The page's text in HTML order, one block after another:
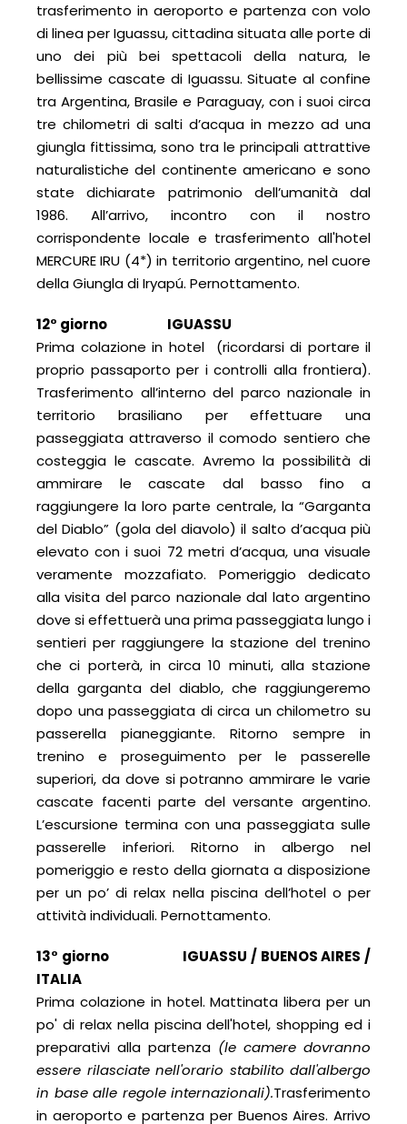
trasferimento in aeroporto e partenza con volo
di linea per Iguassu, cittadina situata alle porte di
uno dei più bei spettacoli della natura, le
bellissime cascate di Iguassu. Situate al confine
tra Argentina, Brasile e Paraguay, con i suoi circa
tre chilometri di salti d’acqua in mezzo ad una
giungla fittissima, sono tra le principali attrattive
naturalistiche del continente americano e sono
state dichiarate patrimonio dell’umanità dal
1986. All’arrivo, incontro con il nostro
corrispondente locale e trasferimento all'hotel
MERCURE IRU (4*) in territorio argentino, nel cuore
della Giungla di Iryapú. Pernottamento.
12° giorno IGUASSU
Prima colazione in hotel (ricordarsi di portare il
proprio passaporto per i controlli alla frontiera).
Trasferimento all’interno del parco nazionale in
territorio brasiliano per effettuare una
passeggiata attraverso il comodo sentiero che
costeggia le cascate. Avremo la possibilità di
ammirare le cascate dal basso fino a
raggiungere la loro parte centrale, la “Garganta
del Diablo” (gola del diavolo) il salto d’acqua più
elevato con i suoi 72 metri d’acqua, una visuale
veramente mozzafiato. Pomeriggio dedicato
alla visita del parco nazionale dal lato argentino
dove si effettuerà una prima passeggiata lungo i
sentieri per raggiungere la stazione del trenino
che ci porterà, in circa 10 minuti, alla stazione
della garganta del diablo, che raggiungeremo
dopo una passeggiata di circa un chilometro su
passerella pianeggiante. Ritorno sempre in
trenino e proseguimento per le passerelle
superiori, da dove si potranno ammirare le varie
cascate facenti parte del versante argentino.
L’escursione termina con una passeggiata sulle
passerelle inferiori. Ritorno in albergo nel
pomeriggio e resto della giornata a disposizione
per un po’ di relax nella piscina dell’hotel o per
attività individuali. Pernottamento.
13° giorno IGUASSU / BUENOS AIRES /
ITALIA
Prima colazione in hotel. Mattinata libera per un
po' di relax nella piscina dell'hotel, shopping ed i
preparativi alla partenza (le camere dovranno
essere rilasciate nell'orario stabilito dall'albergo
in base alle regole internazionali).Trasferimento
in aeroporto e partenza per Buenos Aires. Arrivo